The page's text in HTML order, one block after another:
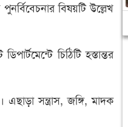
বিষয়টি উল্লেখ
চিঠিটি হস্তান্তর
এছাড়া সন্ত্রাস, জঙ্গি, মাদক